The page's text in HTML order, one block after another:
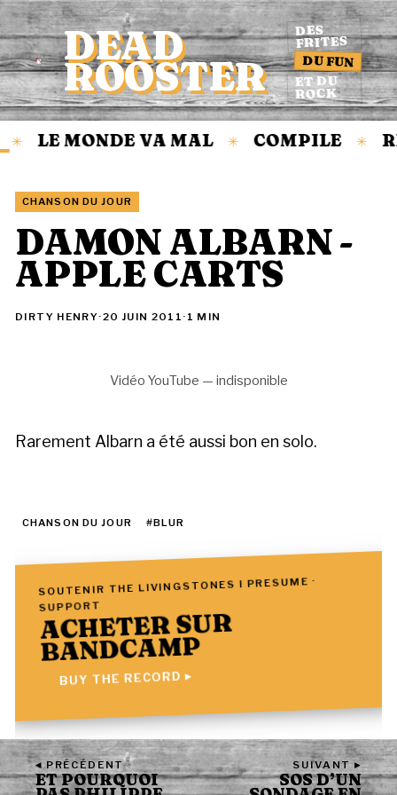
Accueil
DEAD
ROOSTER
DES
FRITES
DU FUN
ET DU
ROCK
✳ LE MONDE VA MAL ✳ COMPILE ✳
CHANSON DU JOUR
DAMON ALBARN -
APPLE CARTS
DIRTY HENRY·20 JUIN 2011 · 1 MIN
Vidéo YouTube — indisponible
Rarement Albarn a été aussi bon en solo.
CHANSON DU JOUR #BLUR
SOUTENIR THE LIVINGSTONES I PRESUME ·
SUPPORT
ACHETER SUR
BANDCAMP
BUY THE RECORD ▸
◂ PRÉCÉDENT
ET POURQUOI
SUIVANT ▸
SOS D’UN